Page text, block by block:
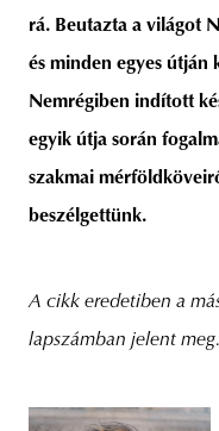
rá. Beutazta a világot
és minden egyes
Nemrégiben indított
egyik útja során
szakmai
beszélgettünk.
A cikk eredetiben a
lapszámban jelent meg.